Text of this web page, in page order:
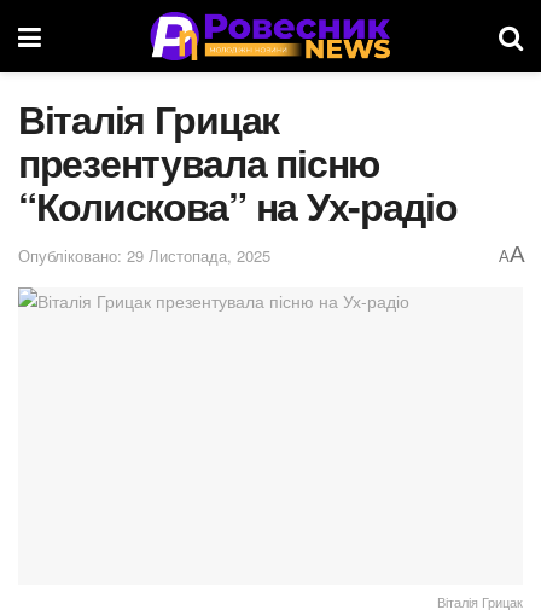
Віталія Грицак
презентувала пісню
“Колискова” на Ух-радіо
Опубліковано: 29 Листопада, 2025 AA
Віталія Грицак